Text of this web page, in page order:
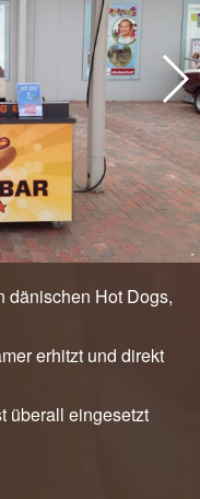
dänischen Hot Dogs,
erhitzt und direkt
überall eingesetzt